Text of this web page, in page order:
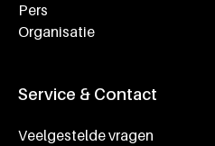
Pers
Organisatie
Service & Contact
Veelgestelde vragen